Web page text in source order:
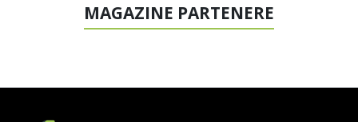
MAGAZINE PARTENERE